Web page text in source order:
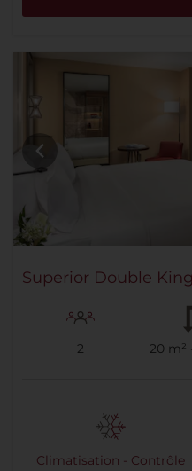
Superior Double King
2 20 m²
Climatisation - Contrôle